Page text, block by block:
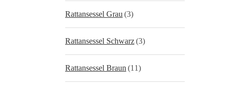
Rattansessel Grau (3)
Rattansessel Schwarz(3)
Rattansessel Braun (11)